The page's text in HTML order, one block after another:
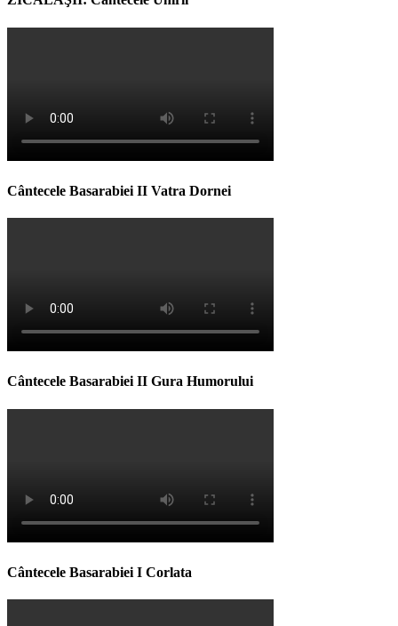
Cântecele Basarabiei II Vatra Dornei
Cântecele Basarabiei II Gura Humorului
Cântecele Basarabiei I Corlata